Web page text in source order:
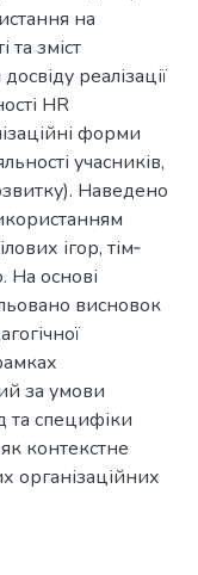
на
та зміст
реалізації
HR
форми
учасників,
Наведено
ігор, тім‐
На основі
висновок
за умови
та специфіки
як контекстне
організаційних